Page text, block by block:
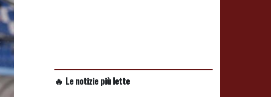
🔥 Le notizie più lette